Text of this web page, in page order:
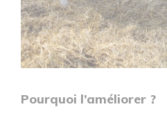
Pourquoi l’améliorer ?